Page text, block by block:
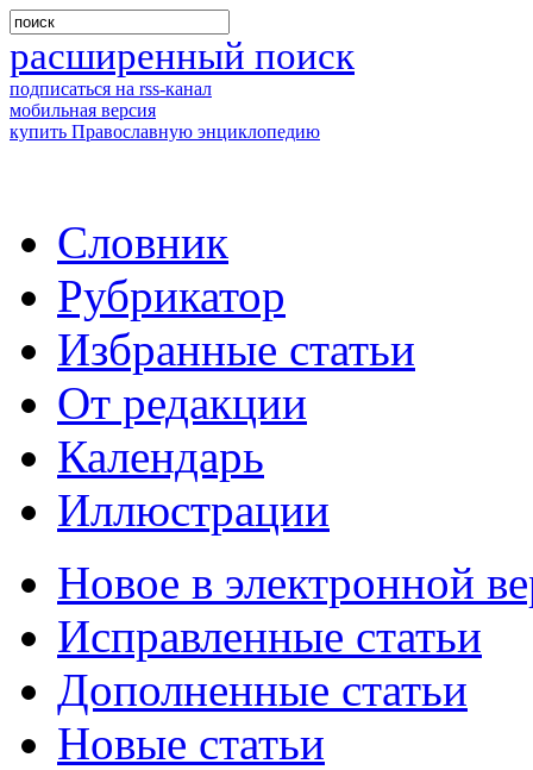
расширенный поиск
подписаться на rss-канал
мобильная версия
купить Православную энциклопедию
Словник
Рубрикатор
Избранные статьи
От редакции
Календарь
Иллюстрации
Новое в электронной
Исправленные статьи
Дополненные статьи
Новые статьи